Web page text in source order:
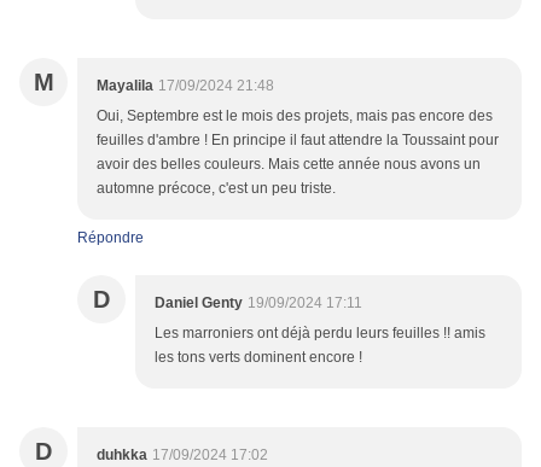
M Mayalila 17/09/2024 21:48
Oui, Septembre est le mois des projets, mais pas encore des
feuilles d'ambre ! En principe il faut attendre la Toussaint pour
avoir des belles couleurs. Mais cette année nous avons un
automne précoce, c'est un peu triste.
Répondre
D Daniel Genty 19/09/2024 17:11
Les marroniers ont déjà perdu leurs feuilles !! amis
les tons verts dominent encore !
D duhkka 17/09/2024 17:02